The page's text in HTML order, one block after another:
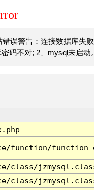
错误警告：连接数据库失
码不对; 2、mysql未启动。
function/
class/
class/